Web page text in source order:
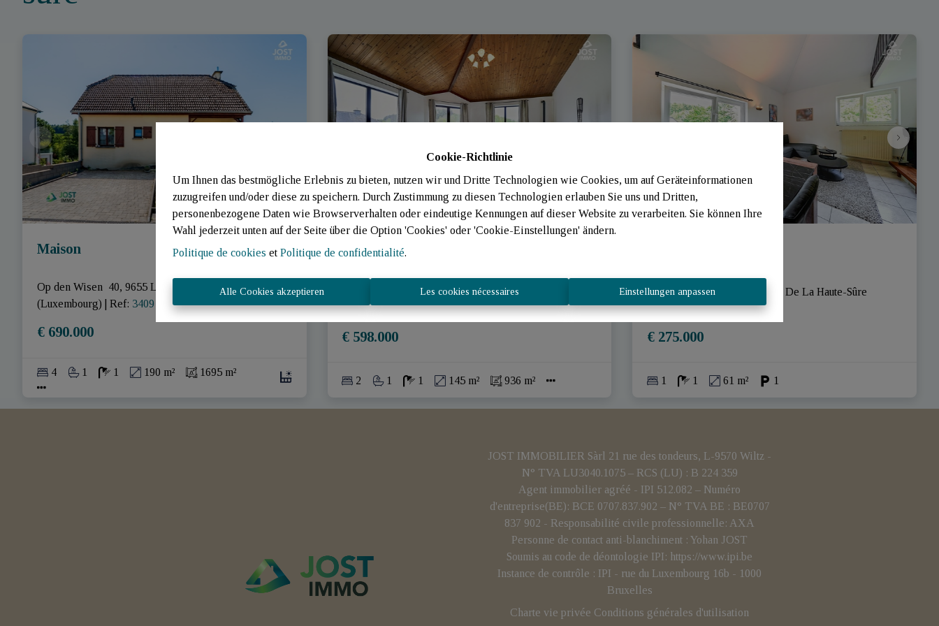
Cookie-Richtlinie
Um Ihnen das bestmögliche Erlebnis zu bieten, nutzen wir und Dritte Technologien wie Cookies, um auf Geräteinformationen
zuzugreifen und/oder diese zu speichern. Durch Zustimmung zu diesen Technologien erlauben Sie uns und Dritten,
personenbezogene Daten wie Browserverhalten oder eindeutige Kennungen auf dieser Website zu verarbeiten. Sie können Ihre
Wahl jederzeit unten auf der Seite über die Option 'Cookies' oder 'Cookie-Einstellungen' ändern.
Politique de cookies et Politique de confidentialité.
Alle Cookies akzeptieren Les cookies nécessaires Einstellungen anpassen
Maison
Op den Wisen  40, 9655 Lac De La Haute-Sûre
(Luxembourg)
Ref: 3409
€ 690.000
4 1 1 190 m² 1695 m²
Residence
Rue Delt 18, 9657 Lac De La Haute-Sûre (Luxembourg)
| Ref: 3401
€ 598.000
2 1 1 145 m² 936 m²
Rue Abbé Welter 6, 9660 Lac De La Haute-Sûre
(Luxembourg) | Ref: 3271
€ 275.000
1 1 61 m² 1
JOST IMMOBILIER Sàrl 21 rue des tondeurs, L-9570 Wiltz -
N° TVA LU3040.1075 – RCS (LU) : B 224 359
Agent immobilier agréé - IPI 512.082 – Numéro
d'entreprise(BE): BCE 0707.837.902 – N° TVA BE : BE0707
837 902 - Responsabilité civile professionnelle: AXA
Personne de contact anti-blanchiment : Yohan JOST
Soumis au code de déontologie IPI: https://www.ipi.be
Instance de contrôle : IPI - rue du Luxembourg 16b - 1000
Bruxelles
Charte vie privée Conditions générales d'utilisation